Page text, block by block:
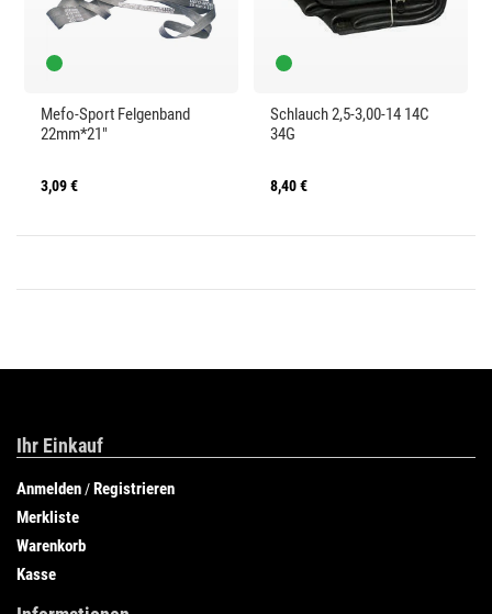
Mefo-Sport Felgenband
22mm*21"
3,09 €
Schlauch 2,5-3,00-14 14C
34G
8,40 €
Ihr Einkauf
Anmelden /Registrieren
Merkliste
Warenkorb
Kasse